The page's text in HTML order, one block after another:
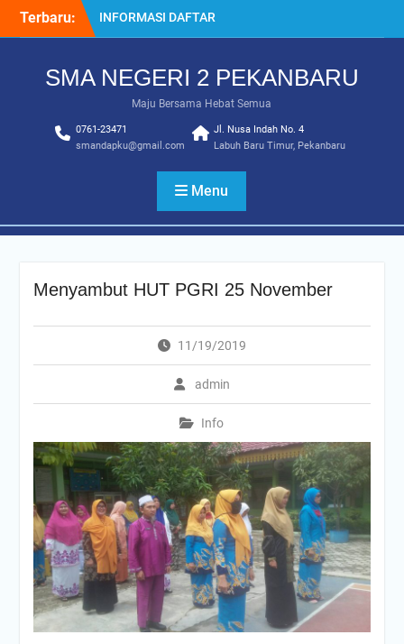
Terbaru:
INFORMASI DAFTAR
ULANG SPMB 2025-2026
KELAS 12 TAHUN
SISTEM PENERIMAAN
MURID BARU (SPMB) 2025-
2026
Juara MTQ Kota Pekanbaru
INFORMASI DAFTAR
SMA NEGERI 2 PEKANBARU
Maju Bersama Hebat Semua
0761-23471
smandapku@gmail.com
Jl. Nusa Indah No. 4
Labuh Baru Timur, Pekanbaru
Menu
Menyambut HUT PGRI 25 November
11/19/2019
admin
Info